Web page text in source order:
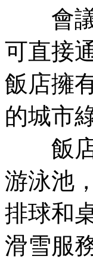
會議
可直接
飯店擁
的城市
飯店
游泳池
排球和
滑雪服務